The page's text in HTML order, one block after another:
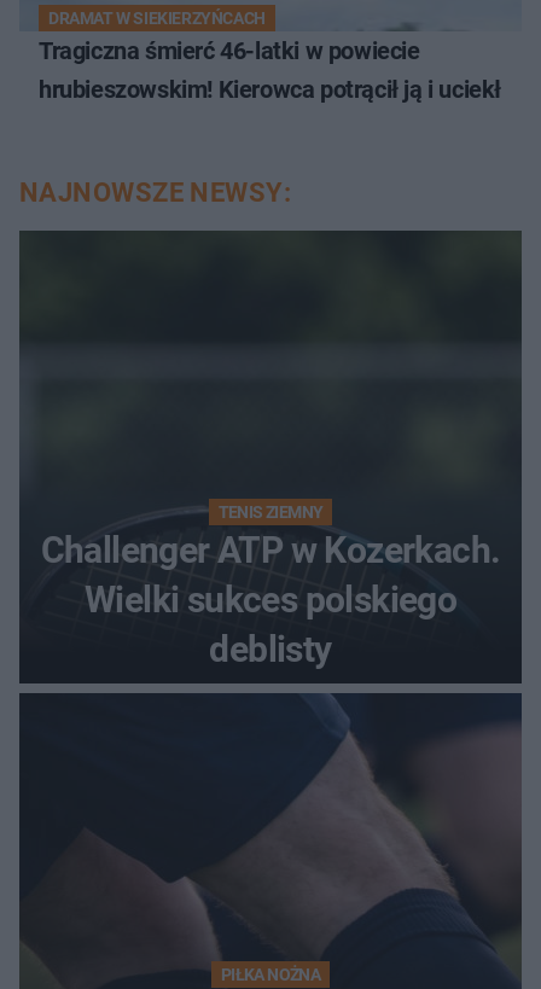
DRAMAT W SIEKIERZYŃCACH
Tragiczna śmierć 46-latki w powiecie
hrubieszowskim! Kierowca potrącił ją i uciekł
NAJNOWSZE NEWSY:
TENIS ZIEMNY
Challenger ATP w Kozerkach.
Wielki sukces polskiego
deblisty
PIŁKA NOŻNA